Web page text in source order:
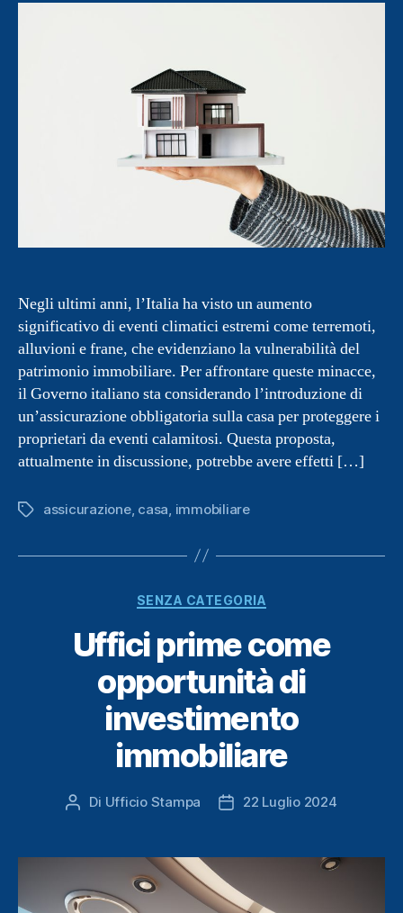
Negli ultimi anni, l’Italia ha visto un aumento
significativo di eventi climatici estremi come terremoti,
alluvioni e frane, che evidenziano la vulnerabilità del
patrimonio immobiliare. Per affrontare queste minacce,
il Governo italiano sta considerando l’introduzione di
un’assicurazione obbligatoria sulla casa per proteggere i
proprietari da eventi calamitosi. Questa proposta,
attualmente in discussione, potrebbe avere effetti […]
Tag assicurazione, casa immobiliare
Categorie
SENZA CATEGORIA
Uffici prime come
opportunità di
investimento
immobiliare
Autore
Di Ufficio Stampa
Data22 Luglio 2024